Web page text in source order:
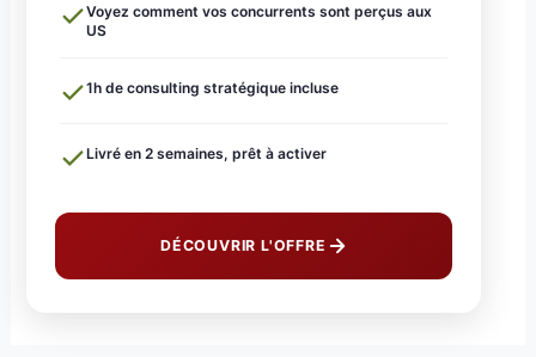
Voyez comment vos concurrents sont perçus aux
US
1h de consulting stratégique incluse
Livré en 2 semaines, prêt à activer
DÉCOUVRIR L'OFFRE